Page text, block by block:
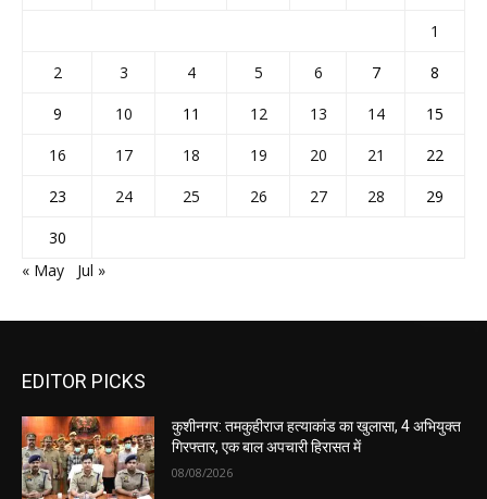
1
2
3 4 5 6 7
8
9
10 11 12 13 14
15
16
17 18 19 20 21
22
23
24 25 26 27 28
29
30
« May
Jul »
EDITOR PICKS
कुशीनगर: तमकुहीराज हत्याकांड का खुलासा, 4 अभियुक्त
गिरफ्तार, एक बाल अपचारी हिरासत में
08/08/2026